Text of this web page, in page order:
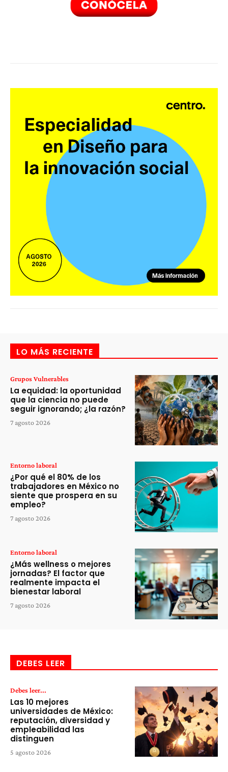
LO MÁS RECIENTE
Grupos Vulnerables
La equidad: la oportunidad
que la ciencia no puede
seguir ignorando; ¿la razón?
7 agosto 2026
Entorno laboral
¿Por qué el 80% de los
trabajadores en México no
siente que prospera en su
empleo?
7 agosto 2026
Entorno laboral
¿Más wellness o mejores
jornadas? El factor que
realmente impacta el
bienestar laboral
7 agosto 2026
DEBES LEER
Debes leer...
Las 10 mejores
universidades de México:
reputación, diversidad y
empleabilidad las
distinguen
5 agosto 2026